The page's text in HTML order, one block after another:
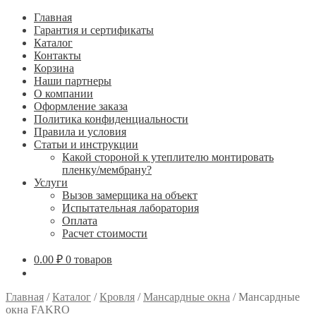
Главная
Гарантия и сертификаты
Каталог
Контакты
Корзина
Наши партнеры
О компании
Оформление заказа
Политика конфиденциальности
Правила и условия
Статьи и инструкции
Какой стороной к утеплителю монтировать
пленку/мембрану?
Услуги
Вызов замерщика на объект
Испытательная лаборатория
Оплата
Расчет стоимости
0.00 ₽ 0 товаров
Главная /Каталог /Кровля /Мансардные окна /Мансардные
окна FAKRO